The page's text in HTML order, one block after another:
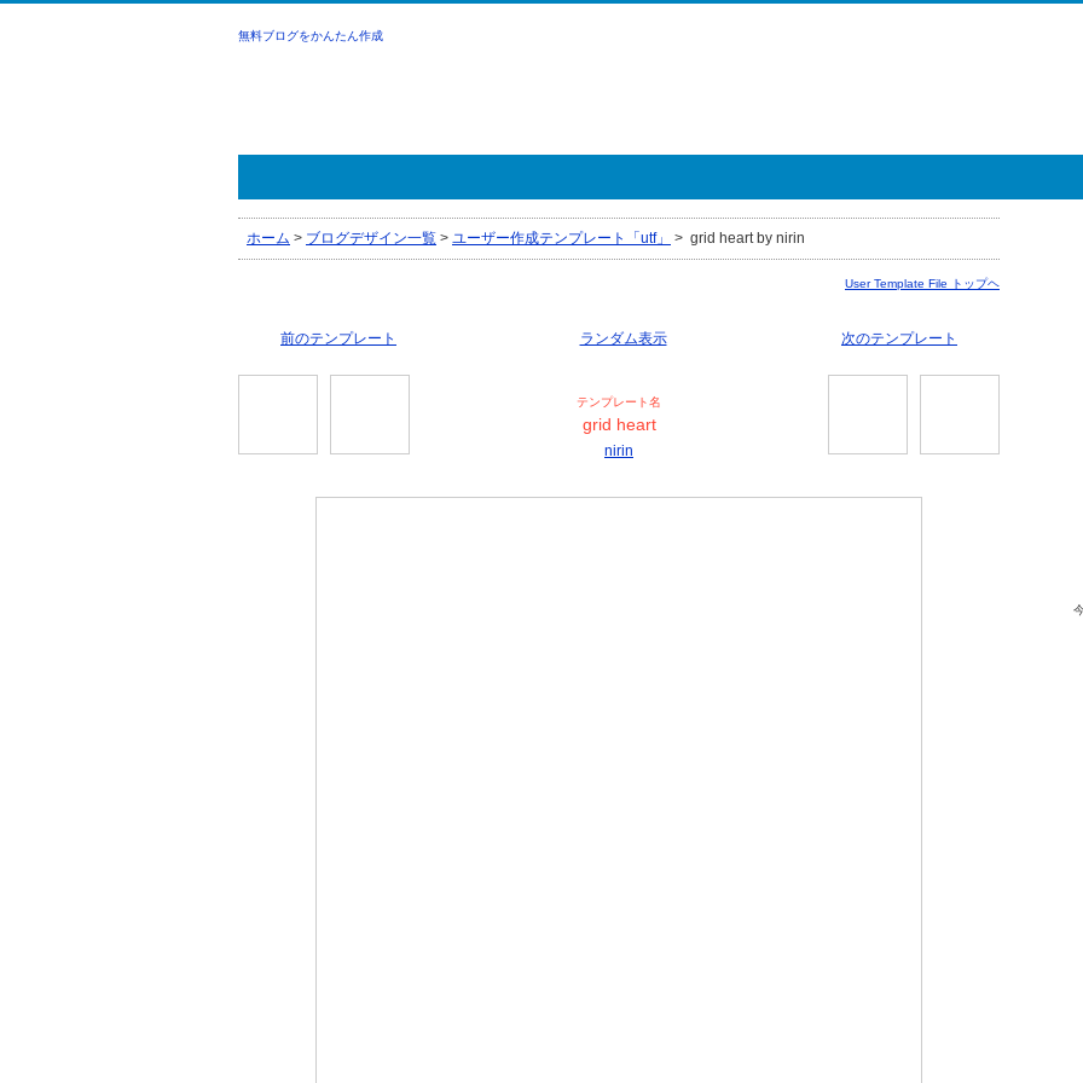
無料ブログをかんたん作成
ホーム > ブログデザイン一覧 > ユーザー作成テンプレート「utf」 > grid heart by nirin
User Template File トップヘ
前のテンプレート 次のテンプレート
ランダム表示
テンプレート名
grid heart
nirin